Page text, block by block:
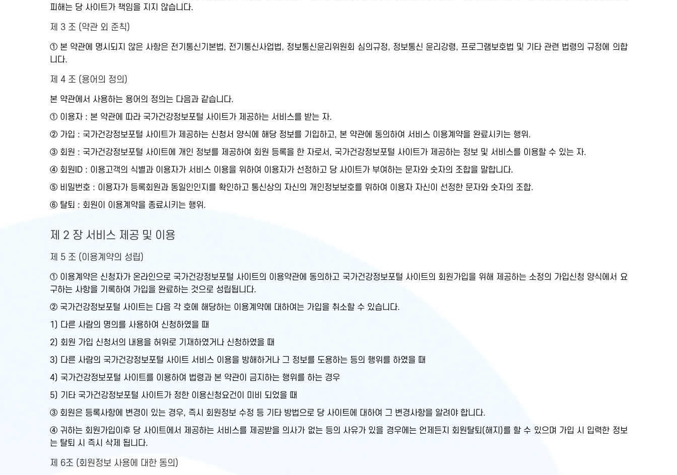
피해는 당 사이트가 책임을 지지 않습니다.
제 3 조 (약관 외 준칙)
① 본 약관에 명시되지 않은 사항은 전기통신기본법, 전기통신사업법, 정보통신윤리위원회 심의규정, 정보통신 윤리강령, 프로그램보호법 및 기타 관련 법령의 규정에 의합
니다.
제 4 조 (용어의 정의)
본 약관에서 사용하는 용어의 정의는 다음과 같습니다.
① 이용자 : 본 약관에 따라 국가건강정보포털 사이트가 제공하는 서비스를 받는 자.
② 가입 : 국가건강정보포털 사이트가 제공하는 신청서 양식에 해당 정보를 기입하고, 본 약관에 동의하여 서비스 이용계약을 완료시키는 행위.
③ 회원 : 국가건강정보포털 사이트에 개인 정보를 제공하여 회원 등록을 한 자로서, 국가건강정보포털 사이트가 제공하는 정보 및 서비스를 이용할 수 있는 자.
④ 회원ID : 이용고객의 식별과 이용자가 서비스 이용을 위하여 이용자가 선정하고 당 사이트가 부여하는 문자와 숫자의 조합을 말합니다.
⑤ 비밀번호 : 이용자가 등록회원과 동일인인지를 확인하고 통신상의 자신의 개인정보보호를 위하여 이용자 자신이 선정한 문자와 숫자의 조합.
⑥ 탈퇴 : 회원이 이용계약을 종료시키는 행위.
제 2 장 서비스 제공 및 이용
제 5 조 (이용계약의 성립)
① 이용계약은 신청자가 온라인으로 국가건강정보포털 사이트의 이용약관에 동의하고 국가건강정보포털 사이트의 회원가입을 위해 제공하는 소정의 가입신청 양식에서 요
구하는 사항을 기록하여 가입을 완료하는 것으로 성립됩니다.
② 국가건강정보포털 사이트는 다음 각 호에 해당하는 이용계약에 대하여는 가입을 취소할 수 있습니다.
1) 다른 사람의 명의를 사용하여 신청하였을 때
2) 회원 가입 신청서의 내용을 허위로 기재하였거나 신청하였을 때
3) 다른 사람의 국가건강정보포털 사이트 서비스 이용을 방해하거나 그 정보를 도용하는 등의 행위를 하였을 때
4) 국가건강정보포털 사이트를 이용하여 법령과 본 약관이 금지하는 행위를 하는 경우
5) 기타 국가건강정보포털 사이트가 정한 이용신청요건이 미비 되었을 때
③ 회원은 등록사항에 변경이 있는 경우, 즉시 회원정보 수정 등 기타 방법으로 당 사이트에 대하여 그 변경사항을 알려야 합니다.
④ 귀하는 회원가입이후 당 사이트에서 제공하는 서비스를 제공받을 의사가 없는 등의 사유가 있을 경우에는 언제든지 회원탈퇴(해지)를 할 수 있으며 가입 시 입력한 정보
는 탈퇴 시 즉시 삭제 됩니다.
제 6조 (회원정보 사용에 대한 동의)